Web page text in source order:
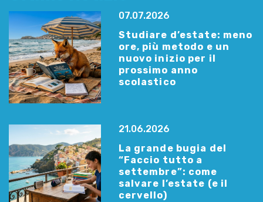
07.07.2026
Studiare d’estate: meno
ore, più metodo e un
nuovo inizio per il
prossimo anno
scolastico
21.06.2026
La grande bugia del
“Faccio tutto a
settembre”: come
salvare l’estate (e il
cervello)